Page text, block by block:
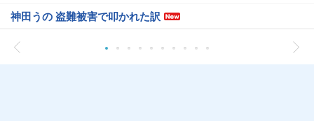
神田うの 盗難被害で叩かれた訳